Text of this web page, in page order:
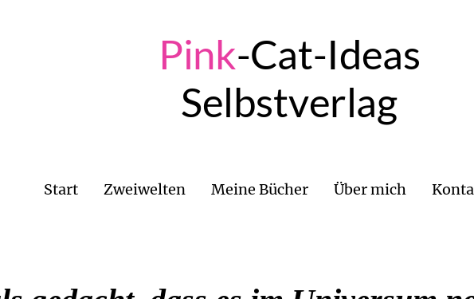
Pink-Cat-Ideas
Selbstverlag
Start Zweiwelten Meine Bücher Über mich